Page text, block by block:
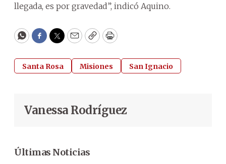
llegada, es por gravedad”, indicó Aquino.
WhatsApp
Facebook
Twitter
EmailCopyPrint
Santa Rosa Misiones San Ignacio
Vanessa Rodríguez
Últimas Noticias